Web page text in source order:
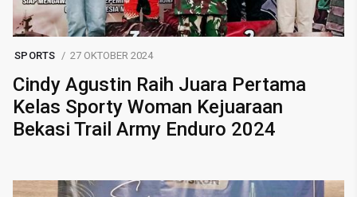
SPORTS 27 OKTOBER 2024
Cindy Agustin Raih Juara Pertama
Kelas Sporty Woman Kejuaraan
Bekasi Trail Army Enduro 2024